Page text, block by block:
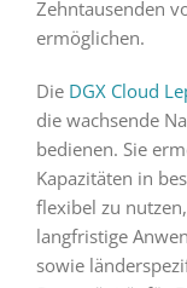
Zehntausenden
ermöglichen.
Die DGX Cloud
die wachsende
bedienen. Sie
Kapazitäten in
flexibel zu
langfristige
sowie